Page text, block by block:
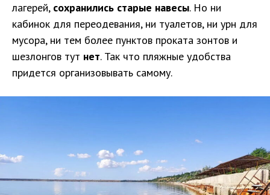
лагерей, сохранились старые навесы. Но ни
кабинок для переодевания, ни туалетов, ни урн для
мусора, ни тем более пунктов проката зонтов и
шезлонгов тут нет. Так что пляжные удобства
придется организовывать самому.